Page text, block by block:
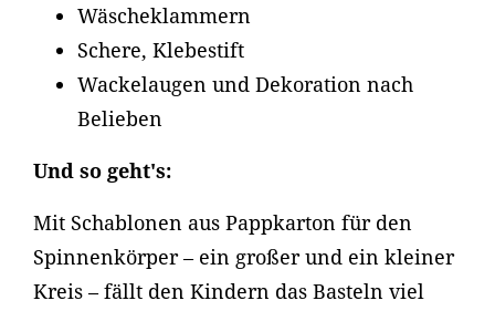
Wäscheklammern
Schere, Klebestift
Wackelaugen und Dekoration nach
Belieben
Und so geht's:
Mit Schablonen aus Pappkarton für den
Spinnenkörper – ein großer und ein kleiner
Kreis – fällt den Kindern das Basteln viel